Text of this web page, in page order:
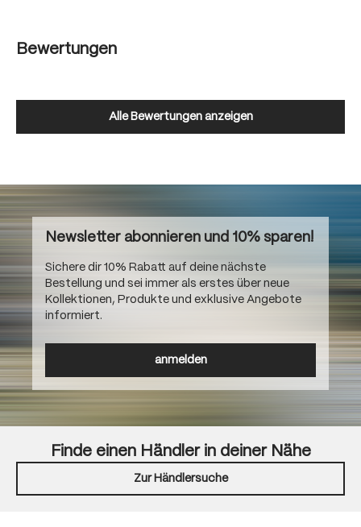
Bewertungen
Alle Bewertungen anzeigen
Newsletter abonnieren und 10% sparen!
Sichere dir 10% Rabatt auf deine nächste
Bestellung und sei immer als erstes über neue
Kollektionen, Produkte und exklusive Angebote
informiert.
anmelden
Finde einen Händler in deiner Nähe
Zur Händlersuche